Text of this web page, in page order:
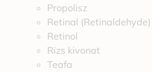
Propolisz
Retinal (Retinaldehyde)
Retinol
Rizs kivonat
Teafa